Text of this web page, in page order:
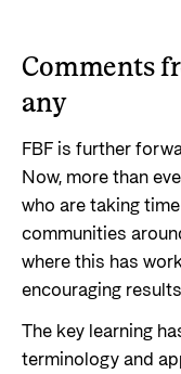
Comments
any
FBF is further
Now, more than
who are taking
communities
where this has
encouraging
The key learning
terminology and